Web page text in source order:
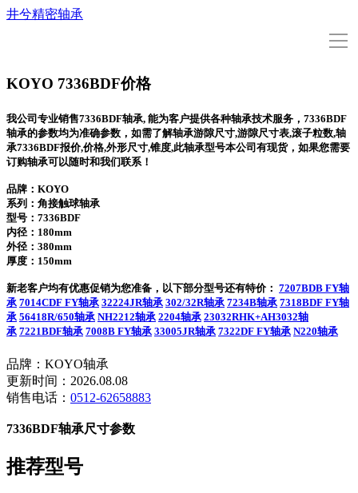
井兮精密轴承
导
型号查询
联系我们
KOYO 7336BDF价格
我公司专业销售7336BDF轴承, 能为客户提供各种轴承技术服务，7336BDF
轴承的参数均为准确参数，如需了解轴承游隙尺寸,游隙尺寸表,滚子粒数,轴
承7336BDF报价,价格,外形尺寸,锥度,此轴承型号本公司有现货，如果您需要
订购轴承可以随时和我们联系！
品牌：KOYO
系列：角接触球轴承
型号： 7336BDF
内径：180mm
外径：380mm
厚度：150mm
新老客户均有优惠促销为您准备，以下部分型号还有特价： 7207BDB FY轴
承 7014CDF FY轴承 32224JR轴承 302/32R轴承 7234B轴承 7318BDF FY轴
承 56418R/650轴承 NH2212轴承 2204轴承 23032RHK+AH3032轴
承 7221BDF轴承 7008B FY轴承 33005JR轴承 7322DF FY轴承 N220轴承
品牌：KOYO轴承
更新时间：2026.08.08
销售电话： 0512-62658883
7336BDF轴承尺寸参数
推荐型号